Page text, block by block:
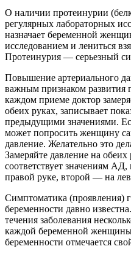
О наличии протеинурии
регулярных лабораторных
назначает беременной
исследованием и лениться
Протеинурия — серьезный
Повышение артериального
важным признаком развития
каждом приеме доктор
обеих руках, записывает
предыдущими значениями.
может попросить женщину
давление. Желательно это
Замеряйте давление на
соответствует значениям
правой руке, второй — на
Симптоматика (проявления)
беременности давно
течения заболевания
каждой беременной
беременности отмечается